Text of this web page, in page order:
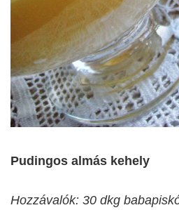
Pudingos almás kehely
Hozzávalók: 30 dkg